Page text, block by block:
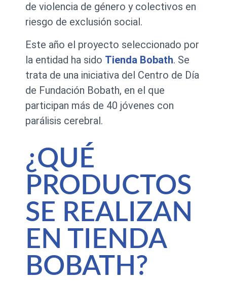
de violencia de género y colectivos en
riesgo de exclusión social.
Este año el proyecto seleccionado por
la entidad ha sido Tienda Bobath. Se
trata de una iniciativa del Centro de Día
de Fundación Bobath, en el que
participan más de 40 jóvenes con
parálisis cerebral.
¿QUÉ
PRODUCTOS
SE REALIZAN
EN TIENDA
BOBATH?